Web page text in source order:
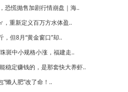
恐慌抛售加剧行情崩盘｜海..
，重新定义百万方水体盈..
，但8月“黄金窗口”却..
斑中小规格小涨，福建走..
稳定赚钱的，是那套快大养虾..
“懒人肥”改了命！..